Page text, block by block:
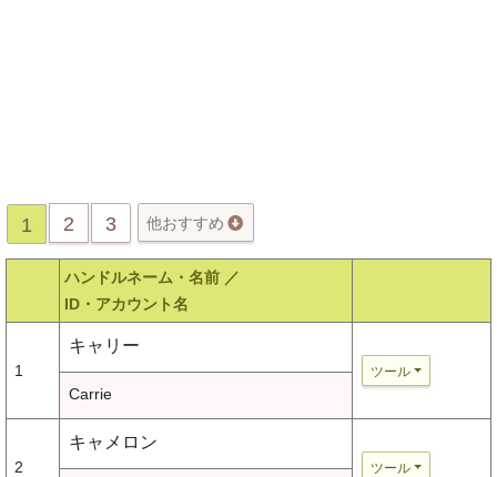
1 2 3 他おすすめ
ハンドルネーム・名前 ／
ID・アカウント名
1
キャリー
ツール
Carrie
2
キャメロン
ツール